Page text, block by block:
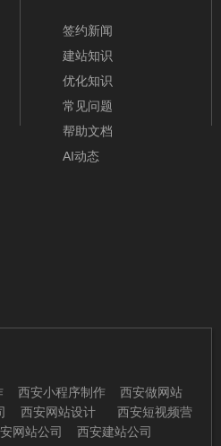
1
签约新闻
建站知识
优化知识
常见问题
帮助文档
AI动态
西安小程序制作
西安做网站
西安网站设计
西安短视频营
网站公司 西安建站公司